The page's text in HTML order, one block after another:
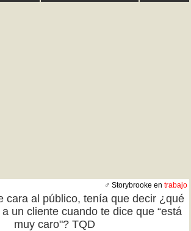
♂ Storybrooke en trabajo
cara al público, tenía que decir ¿qué
un cliente cuando te dice que “está
muy caro"? TQD